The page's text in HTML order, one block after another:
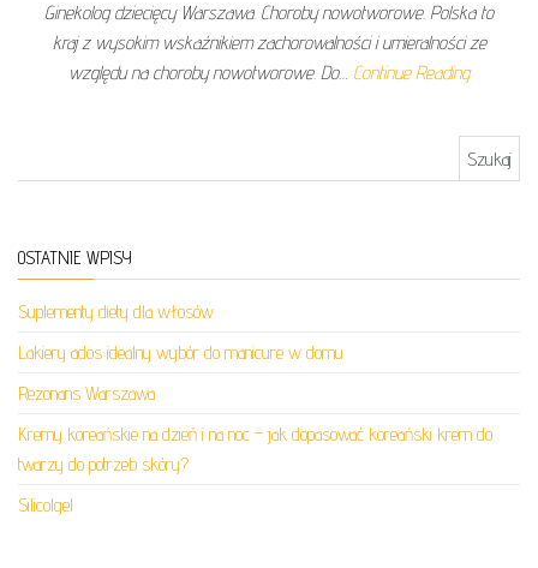
Ginekolog dziecięcy Warszawa. Choroby nowotworowe. Polska to
kraj z wysokim wskaźnikiem zachorowalności i umieralności ze
względu na choroby nowotworowe. Do… Continue Reading
OSTATNIE WPISY
Suplementy diety dla włosów
Lakiery ados idealny wybór do manicure w domu
Rezonans Warszawa
Kremy koreańskie na dzień i na noc – jak dopasować koreański krem do
twarzy do potrzeb skóry?
Silicolgel